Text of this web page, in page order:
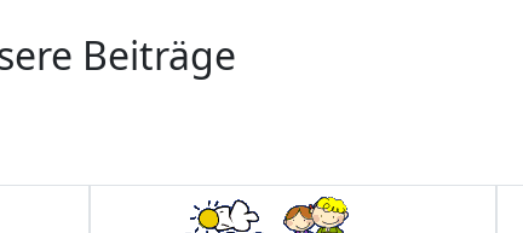
Beiträge